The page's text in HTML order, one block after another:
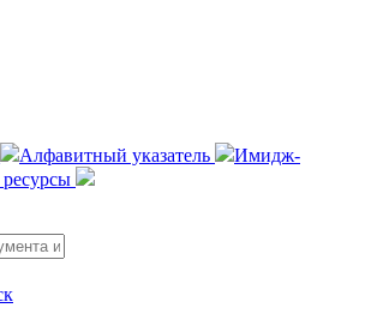
Алфавитный указатель
Имидж-